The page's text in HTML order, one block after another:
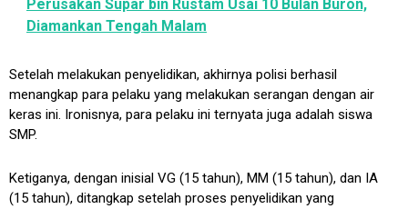
Perusakan Supar bin Rustam Usai 10 Bulan Buron,
Diamankan Tengah Malam
Setelah melakukan penyelidikan, akhirnya polisi berhasil
menangkap para pelaku yang melakukan serangan dengan air
keras ini. Ironisnya, para pelaku ini ternyata juga adalah siswa
SMP.
Ketiganya, dengan inisial VG (15 tahun), MM (15 tahun), dan IA
(15 tahun), ditangkap setelah proses penyelidikan yang